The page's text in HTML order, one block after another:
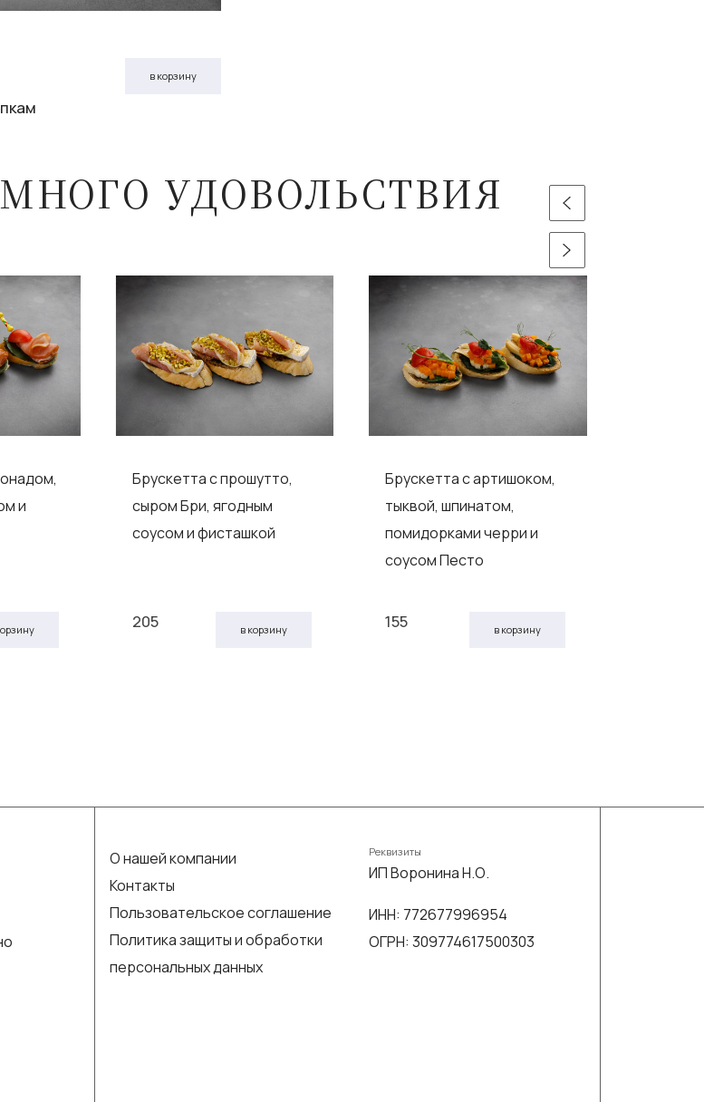
в корзину
УДОВОЛЬСТВИЯ
и
Брускетта с прошутто,
сыром Бри, ягодным
соусом и фисташкой
205 в корзину
Брускетта с артишоком,
тыквой, шпинатом,
помидорками черри и
соусом Песто
155 в корзину
О нашей компании
Контакты
Пользовательское соглашение
Политика защиты и обработки
персональных данных
Реквизиты
ИП Воронина Н.О.
ИНН: 772677996954
ОГРН: 309774617500303